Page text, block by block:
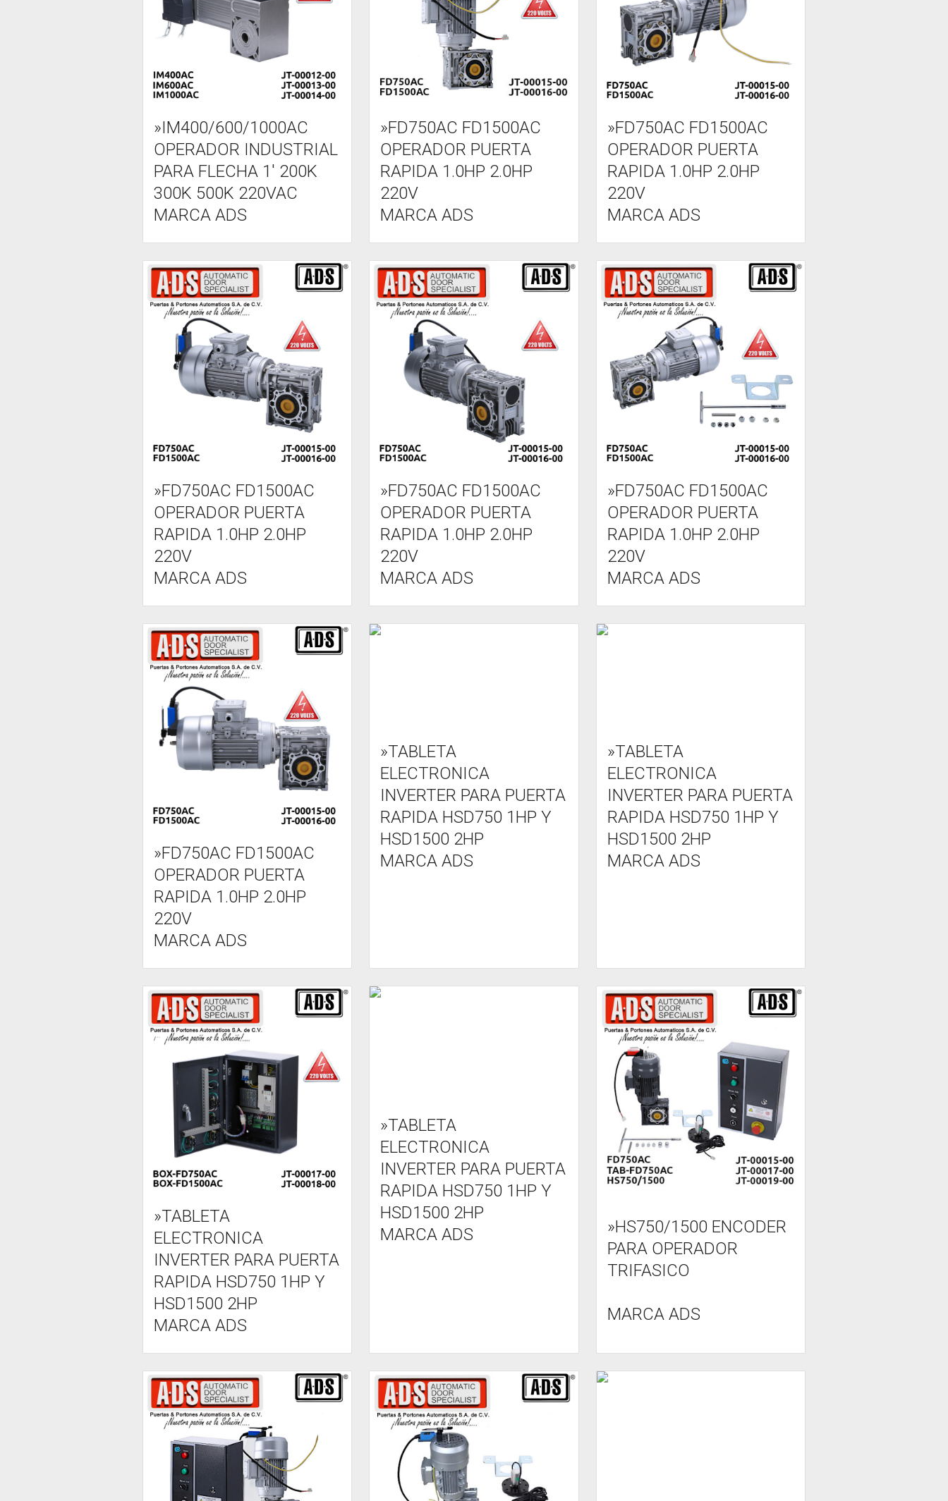
»IM400/600/1000AC
OPERADOR INDUSTRIAL
PARA FLECHA 1' 200K
300K 500K 220VAC
MARCA ADS
»FD750AC FD1500AC
OPERADOR PUERTA
RAPIDA 1.0HP 2.0HP
220V
MARCA ADS
»FD750AC FD1500AC
OPERADOR PUERTA
RAPIDA 1.0HP 2.0HP
220V
MARCA ADS
»FD750AC FD1500AC
OPERADOR PUERTA
RAPIDA 1.0HP 2.0HP
220V
MARCA ADS
»FD750AC FD1500AC
OPERADOR PUERTA
RAPIDA 1.0HP 2.0HP
220V
MARCA ADS
»FD750AC FD1500AC
OPERADOR PUERTA
RAPIDA 1.0HP 2.0HP
220V
MARCA ADS
»FD750AC FD1500AC
OPERADOR PUERTA
RAPIDA 1.0HP 2.0HP
220V
MARCA ADS
»TABLETA
ELECTRONICA
INVERTER PARA PUERTA
RAPIDA HSD750 1HP Y
HSD1500 2HP
MARCA ADS
»TABLETA
ELECTRONICA
INVERTER PARA PUERTA
RAPIDA HSD750 1HP Y
HSD1500 2HP
MARCA ADS
»TABLETA
ELECTRONICA
INVERTER PARA PUERTA
RAPIDA HSD750 1HP Y
HSD1500 2HP
MARCA ADS
»TABLETA
ELECTRONICA
INVERTER PARA PUERTA
RAPIDA HSD750 1HP Y
HSD1500 2HP
MARCA ADS
»HS750/1500 ENCODER
PARA OPERADOR
TRIFASICO
MARCA ADS